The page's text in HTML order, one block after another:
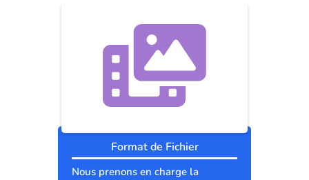
Format de Fichier
Nous prenons en charge la